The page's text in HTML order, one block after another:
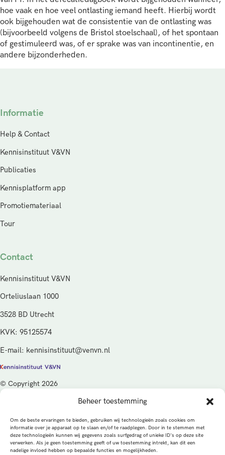
Beheer toestemming
Om de beste ervaringen te bieden, gebruiken wij technologieën zoals cookies om
informatie over je apparaat op te slaan en/of te raadplegen. Door in te stemmen met
deze technologieën kunnen wij gegevens zoals surfgedrag of unieke ID's op deze site
verwerken. Als je geen toestemming geeft of uw toestemming intrekt, kan dit een
nadelige invloed hebben op bepaalde functies en mogelijkheden.
hoe vaak en hoe veel ontlasting iemand heeft. Hierbij wordt
ook bijgehouden wat de consistentie van de ontlasting was
(bijvoorbeeld volgens de Bristol stoelschaal), of het spontaan
of gestimuleerd was, of er sprake was van incontinentie, en
andere bijzonderheden.
Informatie
Help & Contact
Kennisinstituut V&VN
Publicaties
Kennisplatform app
Promotiemateriaal
Tour
Contact
Kennisinstituut V&VN
Orteliuslaan 1000
3528 BD Utrecht
KVK: 95125574
E-mail: kennisinstituut@venvn.nl
© Copyright 2026
De activiteiten van het Kennisinstituut V&VN worden gefinancierd
vanuit de kwaliteitsgelden van het ministerie van Volksgezondheid,
Welzijn en Sport (VWS), beheerd door ZonMw.
PrivacybeleidCookiesAlgemene voorwaarden